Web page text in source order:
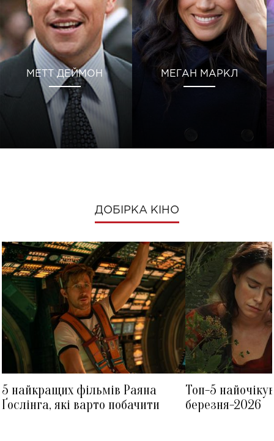
МЕТТ ДЕЙМОН МЕГАН МАРКЛ
ДОБІРКА КІНО
5 найкращих фільмів Раяна
Ґослінга, які варто побачити
Топ-5
березня-2026